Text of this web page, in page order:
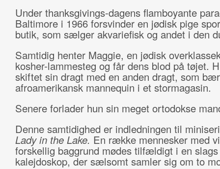
Under thanksgivings-dagens flamboyante
Baltimore i 1966 forsvinder en jødisk pige
butik, som sælger akvariefisk og andet i den
Samtidig henter Maggie, en jødisk
kosher-lammesteg og får dens blod på tøjet.
skiftet sin dragt med en anden dragt, som
afroamerikansk mannequin i et stormagasin.
Senere forlader hun sin meget ortodokse
Denne samtidighed er indledningen til
Lady in the Lake. En række mennesker med
forskellig baggrund mødes tilfældigt i en slags
kalejdoskop, der sælsomt samler sig om to